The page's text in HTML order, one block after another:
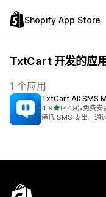
Shopify App Store
TxtCart 开发的应用
1 个应用
TxtCart AI: SMS
4.9星（满分 5 星）
(449)
总共 449 条评论
•免费安
降低 SMS 支出。通